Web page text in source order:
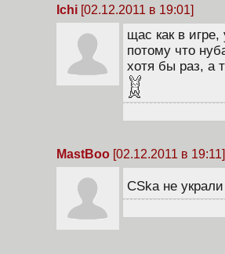
Ichi [02.12.2011 в 19:01]
щас как в
потому что
хотя бы раз, а
MastBoo [02.12.2011 в 19:11]
CSka не